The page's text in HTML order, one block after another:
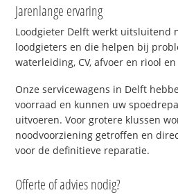
Jarenlange ervaring
Loodgieter Delft werkt uitsluitend
loodgieters en die helpen bij
waterleiding, CV, afvoer en riool en
Onze servicewagens in Delft
voorraad en kunnen uw
uitvoeren. Voor grotere klussen
noodvoorziening getroffen en
voor de definitieve reparatie.
Offerte of advies nodig?